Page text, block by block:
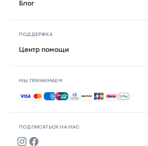
ПОДПИСАТЬСЯ НА НАС
Блог
ПОДДЕРЖКА
Центр помощи
МЫ ПРИНИМАЕМ
Принимаемые способы оплаты